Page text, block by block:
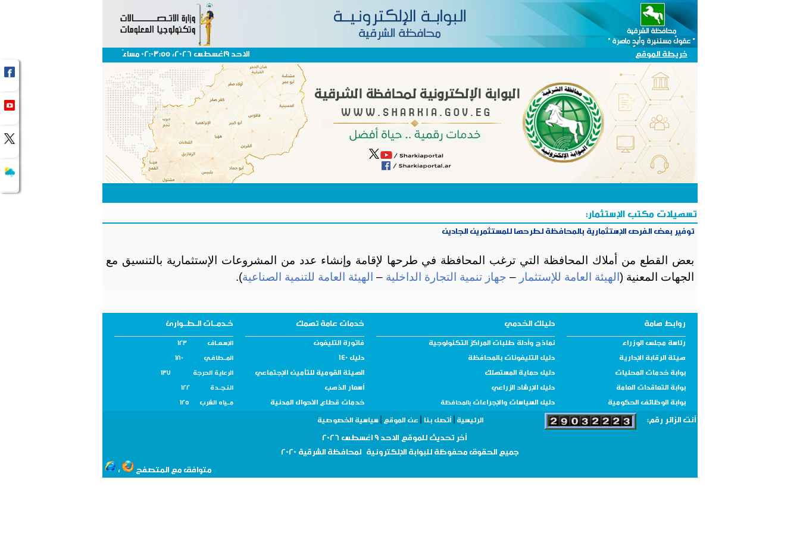
خريطة الموقع الاحد 9اغسطس 2026، 02:03:55 مساءً
تسهيلات مكتب الإستثمار:
توفير بعض الفرص الإستثمارية بالمحافظة لطرحها للمستثمرين الجادين
بعض القطع من أملاك المحافظة التي ترغب المحافظة في طرحها لإقامة وإنشاء عدد من المشروعات الإستثمارية بالتنسيق مع
الجهات المعنية ( الهيئة العامة للإستثمار – جهاز تنمية التجارة الداخلية – الهيئة العامة للتنمية الصناعية).
روابط هامة دليلك الخدمي خدمات عامة تهمك خـدمــات الـطــوارئ
رئاسة مجلس الوزراء نماذج وأدلة طلبات المراكز التكنولوجية فاتورة التليفون الإسـعــاف 123
هيئة الرقابة الإدارية دليل التليفونات بالمحافظة دليل 140 المــطافـي 180
بوابة خدمات المحليات دليل حماية المستهلك الهيئة القومية للتأمين الإجتماعي الرعاية الحرجة 137
بوابة التعاقدات العامة دليل الإرشاد الزراعي أسعار الذهب النـجــدة 122
بوابة الوظائف الحكومية دليل السياسات والإجراءات بالمحافظة خدمات قطاع الأحوال المدنية مــياه الشرب 125
أنت الزائر رقم: الرئيسية |أتصل بنا عن الموقع سياسية الخصوصية
أخر تحديث للموقع الاحد 9 اغسطس 2026
جميع الحقوق محفوظة للبوابة الإلكترونية لمحافظة الشرقية 2020
متوافق مع المتصفح ،